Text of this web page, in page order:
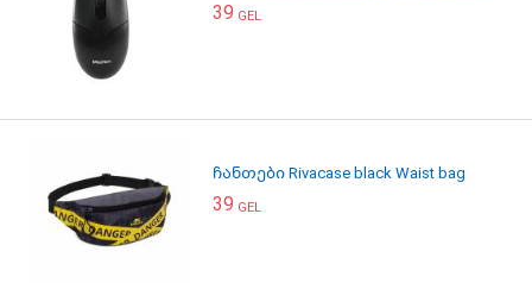
39 GEL
ჩანთები Rivacase black Waist bag
39 GEL